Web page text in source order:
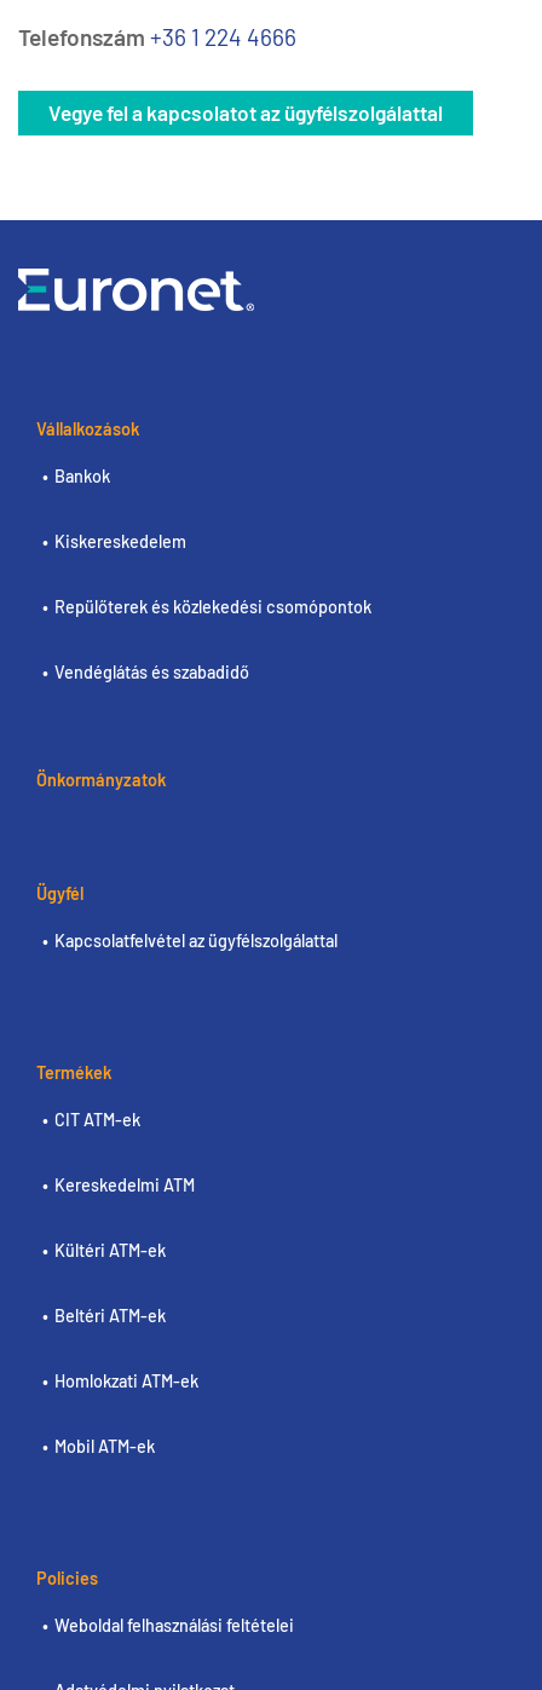
Telefonszám +36 1 224 4666
Vegye fel a kapcsolatot az ügyfélszolgálattal
Vállalkozások
Bankok
Kiskereskedelem
Repülőterek és közlekedési csomópontok
Vendéglátás és szabadidő
Önkormányzatok
Ügyfél
Kapcsolatfelvétel az ügyfélszolgálattal
Termékek
CIT ATM-ek
Kereskedelmi ATM
Kültéri ATM-ek
Beltéri ATM-ek
Homlokzati ATM-ek
Mobil ATM-ek
Policies
Weboldal felhasználási feltételei